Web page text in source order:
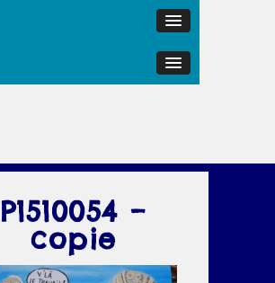
P1510054 –
copie